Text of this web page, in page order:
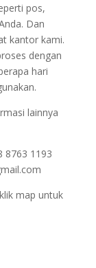
pos,
Dan
kantor kami.
dengan
hari
lainnya
8763 1193
map untuk